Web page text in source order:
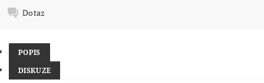
Dotaz
POPIS
DISKUZE